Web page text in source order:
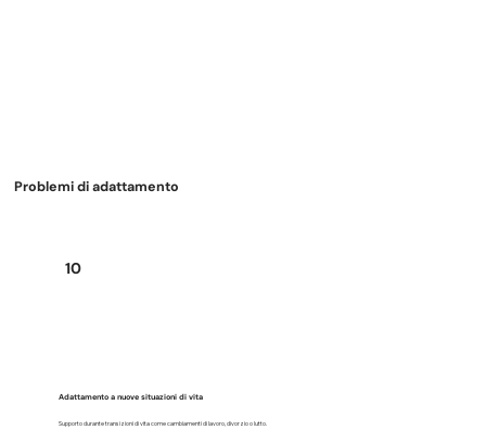
Problemi di adattamento
10
Adattamento a nuove situazioni di vita
Supporto durante transizioni di vita come cambiamenti di lavoro, divorzio o lutto.